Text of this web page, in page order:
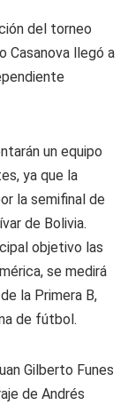
del torneo
Casanova llegó a
un equipo
ya que la
la semifinal de
de Bolivia.
objetivo las
se medirá
la Primera B,
de fútbol.
Gilberto Funes
de Andrés